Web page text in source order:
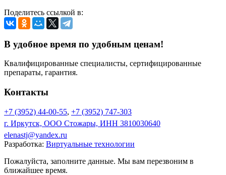
Поделитесь ссылкой в:
В удобное время по удобным ценам!
Квалифицированные специалисты, сертифицированные
препараты, гарантия.
Контакты
+7 (3952) 44-00-55, +7 (3952) 747-303
г. Иркутск, ООО Стожары, ИНН 3810030640
elenastj@yandex.ru
Разработка: Виртуальные технологии
Пожалуйста, заполните данные. Мы вам перезвоним в
ближайшее время.